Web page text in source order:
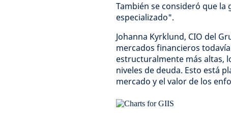
También se consideró que
especializado".
Johanna Kyrklund, CIO del
mercados financieros
estructuralmente más altas,
niveles de deuda. Esto está
mercado y el valor de los